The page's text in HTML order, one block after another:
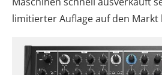
limitierter Auflage auf den Markt